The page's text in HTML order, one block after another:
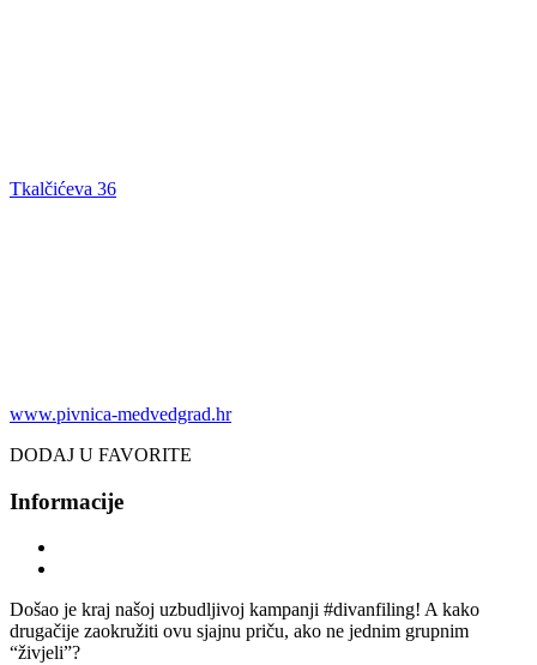
Tkalčićeva 36
www.pivnica-medvedgrad.hr
DODAJ U FAVORITE
Informacije
Došao je kraj našoj uzbudljivoj kampanji #divanfiling! A kako
drugačije zaokružiti ovu sjajnu priču, ako ne jednim grupnim
“živjeli”?